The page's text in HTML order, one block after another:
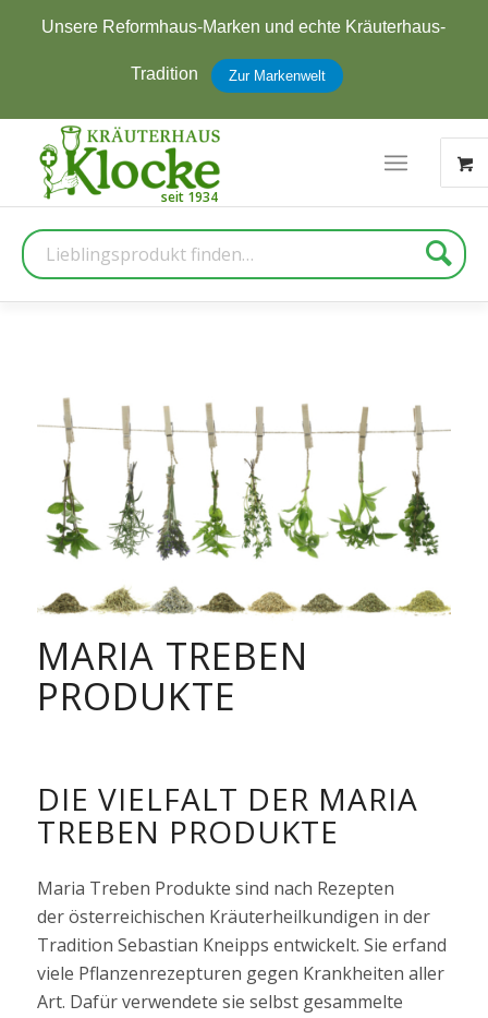
Unsere Reformhaus-Marken und echte Kräuterhaus-
Tradition Zur Markenwelt
Suche
MARIA TREBEN
PRODUKTE
DIE VIELFALT DER MARIA
TREBEN PRODUKTE
Maria Treben Produkte sind nach Rezepten
der österreichischen Kräuterheilkundigen in der
Tradition Sebastian Kneipps entwickelt. Sie erfand
viele Pflanzenrezepturen gegen Krankheiten aller
Art. Dafür verwendete sie selbst gesammelte